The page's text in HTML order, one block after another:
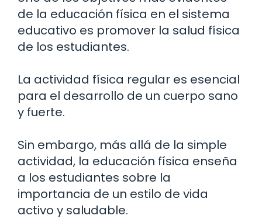
de la educación física en el sistema
educativo es promover la salud física
de los estudiantes.
La actividad física regular es esencial
para el desarrollo de un cuerpo sano
y fuerte.
Sin embargo, más allá de la simple
actividad, la educación física enseña
a los estudiantes sobre la
importancia de un estilo de vida
activo y saludable.